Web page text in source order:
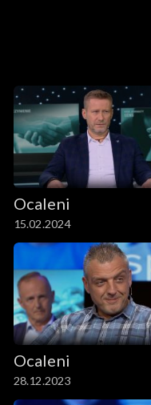
Ocaleni
15.02.2024
Ocaleni
28.12.2023